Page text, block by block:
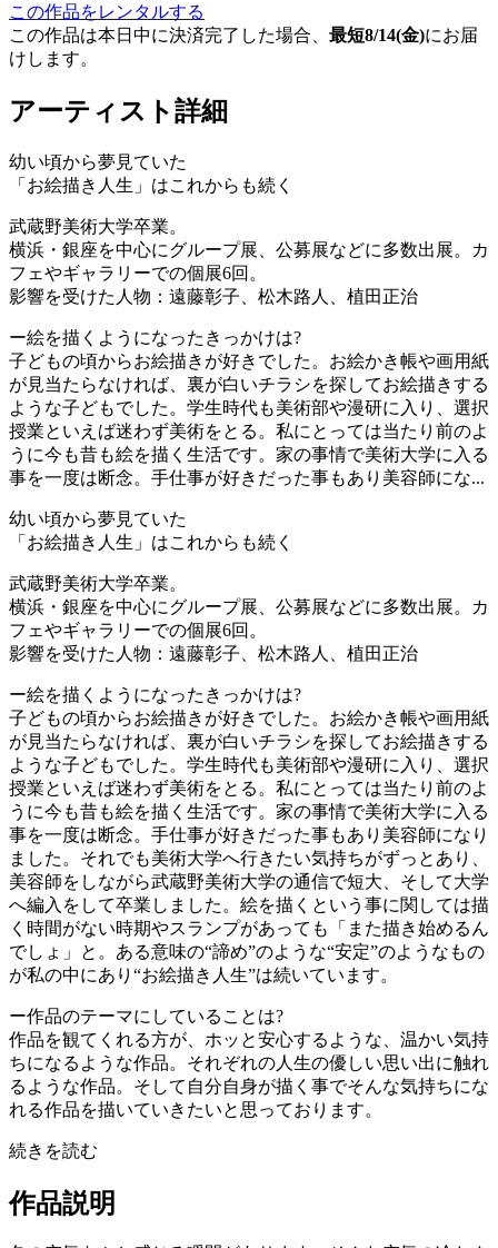
この作品をレンタルする
この作品は本日中に決済完了した場合、 最短8/14(金)にお届
けします。
アーティスト詳細
幼い頃から夢見ていた
「お絵描き人生」はこれからも続く
武蔵野美術大学卒業。
横浜・銀座を中心にグループ展、公募展などに多数出展。カ
フェやギャラリーでの個展6回。
影響を受けた人物：遠藤彰子、松木路人、植田正治
ー絵を描くようになったきっかけは?
子どもの頃からお絵描きが好きでした。お絵かき帳や画用紙
が見当たらなければ、裏が白いチラシを探してお絵描きする
ような子どもでした。学生時代も美術部や漫研に入り、選択
授業といえば迷わず美術をとる。私にとっては当たり前のよ
うに今も昔も絵を描く生活です。家の事情で美術大学に入る
事を一度は断念。手仕事が好きだった事もあり美容師にな...
幼い頃から夢見ていた
「お絵描き人生」はこれからも続く
武蔵野美術大学卒業。
横浜・銀座を中心にグループ展、公募展などに多数出展。カ
フェやギャラリーでの個展6回。
影響を受けた人物：遠藤彰子、松木路人、植田正治
ー絵を描くようになったきっかけは?
子どもの頃からお絵描きが好きでした。お絵かき帳や画用紙
が見当たらなければ、裏が白いチラシを探してお絵描きする
ような子どもでした。学生時代も美術部や漫研に入り、選択
授業といえば迷わず美術をとる。私にとっては当たり前のよ
うに今も昔も絵を描く生活です。家の事情で美術大学に入る
事を一度は断念。手仕事が好きだった事もあり美容師になり
ました。それでも美術大学へ行きたい気持ちがずっとあり、
美容師をしながら武蔵野美術大学の通信で短大、そして大学
へ編入をして卒業しました。絵を描くという事に関しては描
く時間がない時期やスランプがあっても「また描き始めるん
でしょ」と。ある意味の“諦め”のような“安定”のようなもの
が私の中にあり“お絵描き人生”は続いています。
ー作品のテーマにしていることは?
作品を観てくれる方が、ホッと安心するような、温かい気持
ちになるような作品。それぞれの人生の優しい思い出に触れ
るような作品。そして自分自身が描く事でそんな気持ちにな
れる作品を描いていきたいと思っております。
続きを読む
作品説明